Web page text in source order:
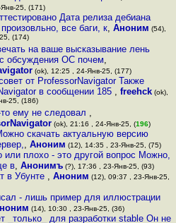
25, (171)
Дата релиза дебиана
все баги, к, Аноним (54),
(174)
на ваше высказывание лень
обсуждения ОС почем,
(ok), 12:25 , 24-Янв-25, (177)
от ProfessorNavigator Также
в сообщении 185 ,freehck (ok),
25, (186)
ему не следовал ,
(ok), 21:16 , 24-Янв-25, (196)
скачать актуальную версию
,Аноним (12), 14:35 , 23-Янв-25, (75)
или плохо - это другой вопрос Можно,
в, Анонимъ(?), 17:36 , 23-Янв-25, (93)
в Убунте , Аноним (12), 09:37 , 23-Янв-25,
- лишь пример для иллюстрации
(14), 10:30 , 23-Янв-25, (36)
_только_ для разработки stable Он не